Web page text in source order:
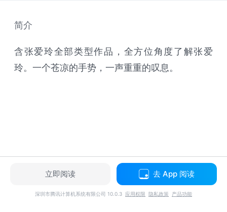
简介
含张爱玲全部类型作品，全方位角度了解张爱
玲。一个苍凉的手势，一声重重的叹息。
立即阅读 去 App 阅读
深圳市腾讯计算机系统有限公司 10.0.3 应用权限 隐私政策 产品功能